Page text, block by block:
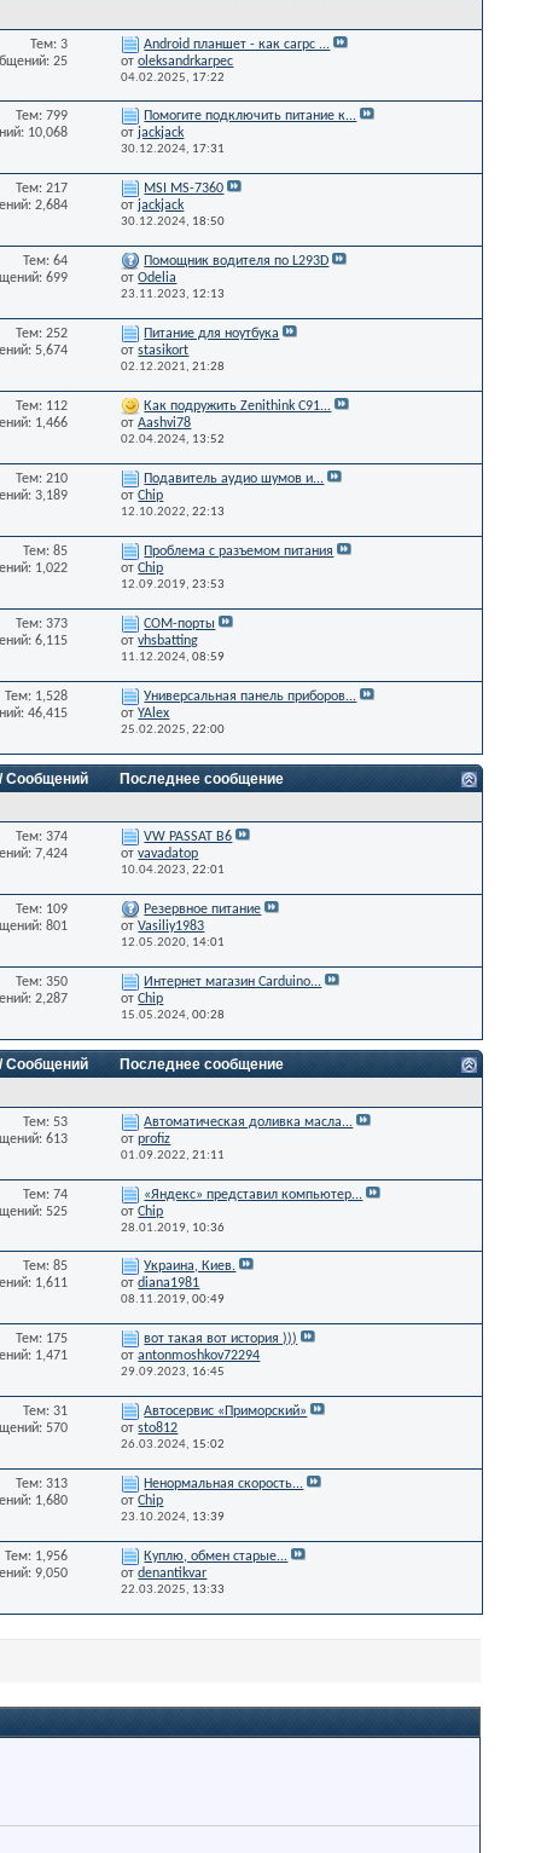
Тем: 3
25
Android планшет - как carpc ...
отoleksandrkarpec
04.02.2025, 17:22
Тем: 799
10,068
Помогите подключить питание к...
от jackjack
30.12.2024, 17:31
Тем: 217
2,684
MSI MS-7360
от jackjack
30.12.2024, 18:50
Тем: 64
699
Помощник водителя по L293D
отOdelia
23.11.2023, 12:13
Тем: 252
5,674
Питание для ноутбука
отstasikort
02.12.2021,21:28
Тем: 112
1,466
Как подружить Zenithink С91...
отAashvi78
02.04.2024, 13:52
Тем: 210
3,189
Подавитель аудио шумов и...
отChip
12.10.2022,22:13
Тем: 85
1,022
Проблема с разъемом питания
отChip
12.09.2019,23:53
Тем: 373
6,115
СОМ-порты
отvhsbatting
11.12.2024,08:59
Тем: 1,528
46,415
Универсальная панель приборов...
отYAlex
25.02.2025,22:00
Сообщений
Последнее сообщение
Тем: 374
7,424
VW PASSAT B6
отvavadatop
10.04.2023,22:01
Тем: 109
801
Резервное питание
отVasiliy1983
12.05.2020, 14:01
Тем: 350
2,287
Интернет магазин Carduino...
отChip
15.05.2024,00:28
Сообщений
Последнее сообщение
Тем: 53
613
Автоматическая доливка масла...
отprofiz
01.09.2022,21:11
Тем: 74
525
«Яндекс» представил компьютер...
отChip
28.01.2019, 10:36
Тем: 85
1,611
Украина, Киев.
отdiana1981
08.11.2019,00:49
Тем: 175
1,471
вот такая вот история )))
отantonmoshkov72294
29.09.2023, 16:45
Тем: 31
570
Автосервис «Приморский»
отsto812
26.03.2024, 15:02
Тем: 313
1,680
Ненормальная скорость...
отChip
23.10.2024, 13:39
Тем: 1,956
9,050
Куплю, обмен старые...
отdenantikvar
22.03.2025, 13:33